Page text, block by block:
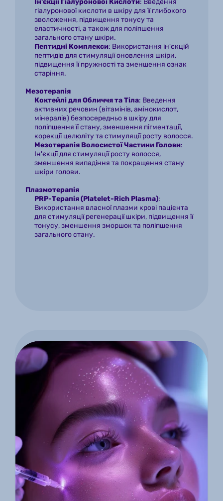
гіалуронової кислоти в шкіру для її глибокого
зволоження, підвищення тонусу та
еластичності, а також для поліпшення
загального стану шкіри.
Пептидні Комплекси: Використання ін'єкцій
пептидів для стимуляції оновлення шкіри,
підвищення її пружності та зменшення ознак
старіння.
Мезотерапія
Коктейлі для Обличчя та Тіла: Введення
активних речовин (вітамінів, амінокислот,
мінералів) безпосередньо в шкіру для
поліпшення її стану, зменшення пігментації,
корекції целюліту та стимуляції росту волосся.
Мезотерапія Волосистої Частини Голови:
Ін'єкції для стимуляції росту волосся,
зменшення випадіння та покращення стану
шкіри голови.
Плазмотерапія
PRP-Терапія (Platelet-Rich Plasma):
Використання власної плазми крові пацієнта
для стимуляції регенерації шкіри, підвищення її
тонусу, зменшення зморшок та поліпшення
загального стану.